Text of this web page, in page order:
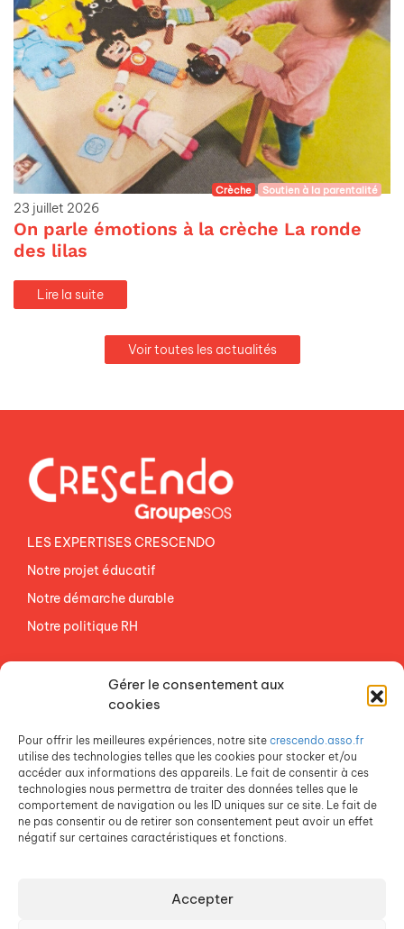
Gérer le consentement aux
cookies
Pour offrir les meilleures expériences, notre site crescendo.asso.fr
utilise des technologies telles que les cookies pour stocker et/ou
accéder aux informations des appareils. Le fait de consentir à ces
technologies nous permettra de traiter des données telles que le
comportement de navigation ou les ID uniques sur ce site. Le fait de
ne pas consentir ou de retirer son consentement peut avoir un effet
négatif sur certaines caractéristiques et fonctions.
Accepter
Crèche Soutien à la parentalité
23 juillet 2026
On parle émotions à la crèche La ronde
des lilas
Lire la suite
Voir toutes les actualités
LES EXPERTISES CRESCENDO
Notre projet éducatif
Notre démarche durable
Notre politique RH
ESPACE PRESSE
Crescendo est une association du Groupe SOS